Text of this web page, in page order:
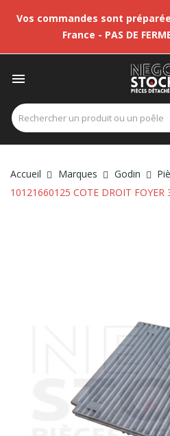
Vos commandes sont
France - PAS DE

Accueil Marques Godin
10121660125 COTE DROIT FOYER